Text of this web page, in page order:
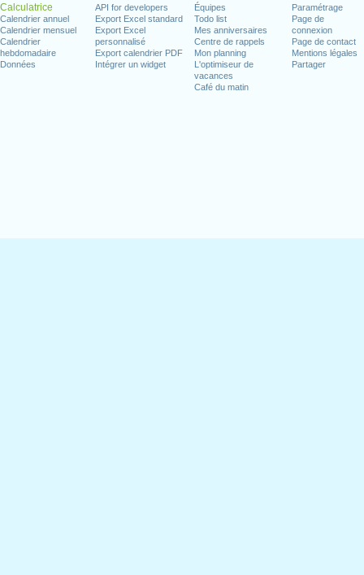
Calculatrice
Calendrier annuel
Calendrier mensuel
Calendrier
hebdomadaire
Données
API for developers
Export Excel standard
Export Excel
personnalisé
Export calendrier PDF
Intégrer un widget
Équipes
Todo list
Mes anniversaires
Centre de rappels
Mon planning
L'optimiseur de
vacances
Café du matin
Paramétrage
Page de
connexion
Page de contact
Mentions légales
Partager